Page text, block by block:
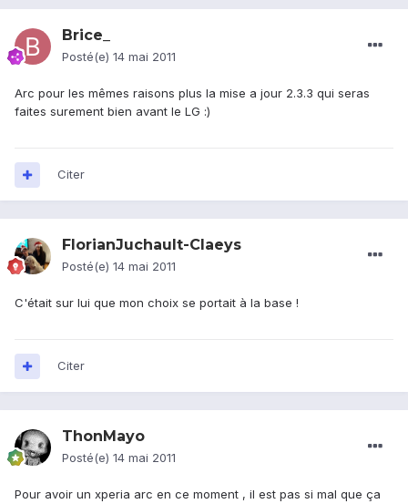
Brice_
Posté(e) 14 mai 2011
Arc pour les mêmes raisons plus la mise a jour 2.3.3 qui seras
faites surement bien avant le LG :)
Citer
FlorianJuchault-Claeys
Posté(e) 14 mai 2011
C'était sur lui que mon choix se portait à la base !
Citer
ThonMayo
Posté(e) 14 mai 2011
Pour avoir un xperia arc en ce moment , il est pas si mal que ça